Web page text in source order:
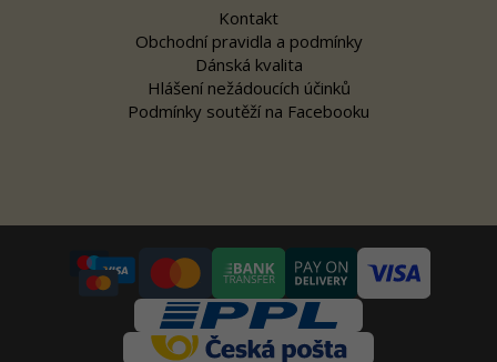
Kontakt
Obchodní pravidla a podmínky
Dánská kvalita
Hlášení nežádoucích účinků
Podmínky soutěží na Facebooku